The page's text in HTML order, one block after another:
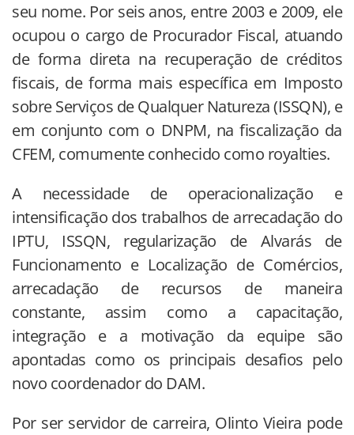
seu nome. Por seis anos, entre 2003 e 2009, ele
ocupou o cargo de Procurador Fiscal, atuando
de forma direta na recuperação de créditos
fiscais, de forma mais específica em Imposto
sobre Serviços de Qualquer Natureza (ISSQN), e
em conjunto com o DNPM, na fiscalização da
CFEM, comumente conhecido como royalties.
A necessidade de operacionalização e
intensificação dos trabalhos de arrecadação do
IPTU, ISSQN, regularização de Alvarás de
Funcionamento e Localização de Comércios,
arrecadação de recursos de maneira
constante, assim como a capacitação,
integração e a motivação da equipe são
apontadas como os principais desafios pelo
novo coordenador do DAM.
Por ser servidor de carreira, Olinto Vieira pode